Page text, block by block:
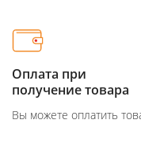
Оплата при
получение товара
Вы можете оплатить